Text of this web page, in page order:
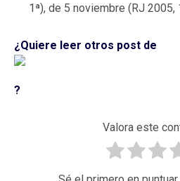
1ª), de 5 noviembre (RJ 2005,
¿Quiere leer otros post de
?
Valora este